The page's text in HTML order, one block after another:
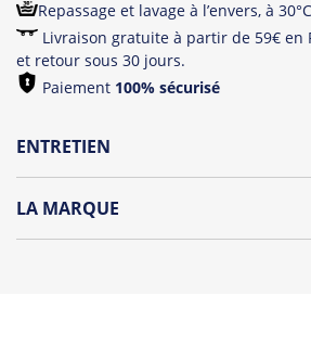
Repassage et lavage à l’envers, à
Livraison gratuite à partir de 59€ en
et retour sous 30 jours.
Paiement 100% sécurisé
ENTRETIEN
LA MARQUE